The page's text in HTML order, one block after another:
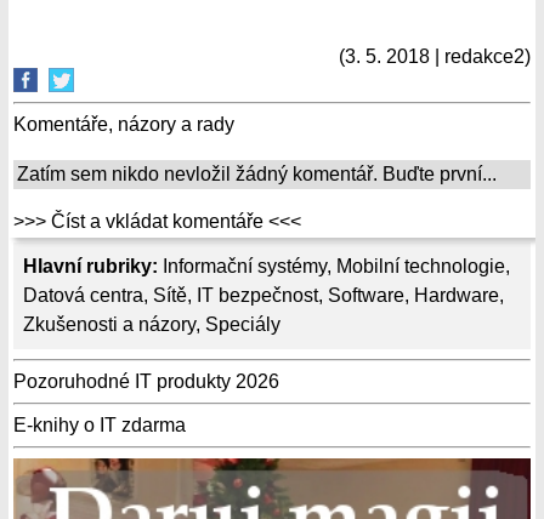
Hlavní rubriky: Informační systémy, Mobilní technologie,
Datová centra, Sítě, IT bezpečnost, Software, Hardware,
Zkušenosti a názory, Speciály
Pozoruhodné IT produkty 2026
E-knihy o IT zdarma
(3. 5. 2018 | redakce2)
Komentáře, názory a rady
Zatím sem nikdo nevložil žádný komentář. Buďte první...
>>> Číst a vkládat komentáře <<<